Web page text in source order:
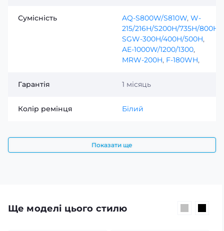
Сумісність AQ-S800W/S810W, W-
215/216H/S200H/735H/800H
SGW-300H/400H/500H,
AE-1000W/1200/1300,
MRW-200H, F-180WH,
Гарантія 1 місяць
Колір ремінця Білий
Показати ще
Ще моделі цього стилю